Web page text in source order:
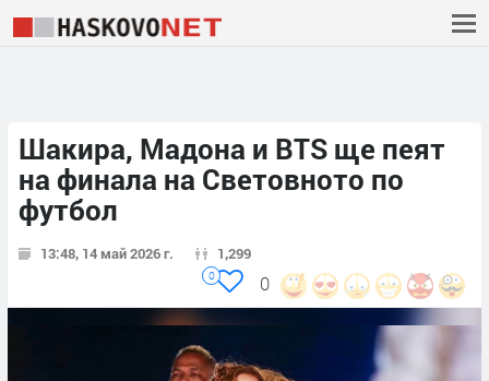
Шакира, Мадона и BTS ще пеят
на финала на Световното по
футбол
13:48, 14 май 2026 г. 1,299
0
0